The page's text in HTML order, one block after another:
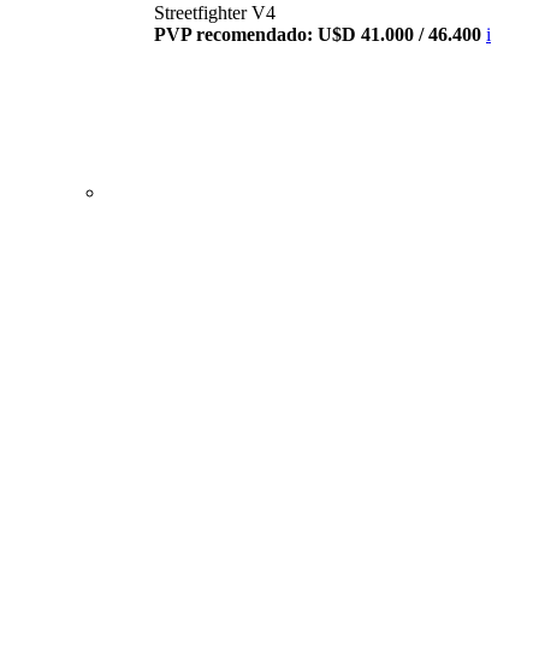
Streetfighter V4
PVP recomendado: U$D 41.000 / 46.400 i